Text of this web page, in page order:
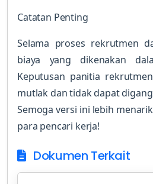
Catatan Penting
Selama proses rekrutmen
biaya yang dikenakan
Keputusan panitia
mutlak dan tidak dapat
Semoga versi ini lebih
para pencari kerja!
Dokumen Terkait